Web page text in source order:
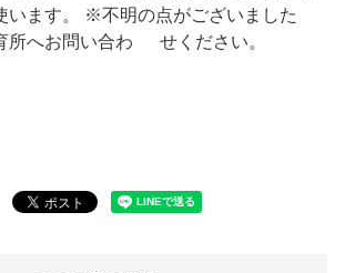
います。
※不明の点がございました
所へお問い合わ せください。